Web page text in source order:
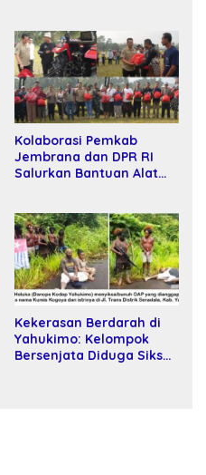
Kolaborasi Pemkab
Jembrana dan DPR RI
Salurkan Bantuan Alat
Kekerasan Berdarah di
Yahukimo: Kelompok
Bersenjata Diduga Siksa